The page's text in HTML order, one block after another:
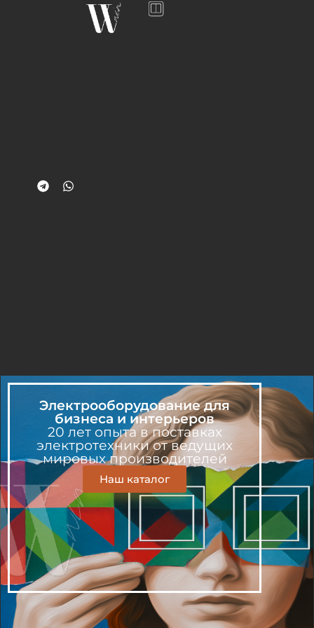
Электрооборудование для
бизнеса и интерьеров
20 лет опыта в поставках
электротехники от ведущих
мировых производителей
Наш каталог